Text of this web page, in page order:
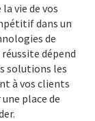
vie de vos
dans un
de
dépend
solutions les
à vos clients
place de